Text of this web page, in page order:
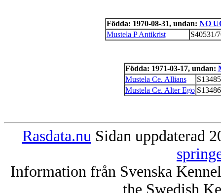
Födda: 1970-08-31, undan: NO
Mustela P Antikrist
S40531/
Födda: 1971-03-17, undan:
Mustela Ce. Allians
Mustela Ce. Alter Ego
Rasdata.nu Sidan uppdaterad
Information från Svenska
the Swedish